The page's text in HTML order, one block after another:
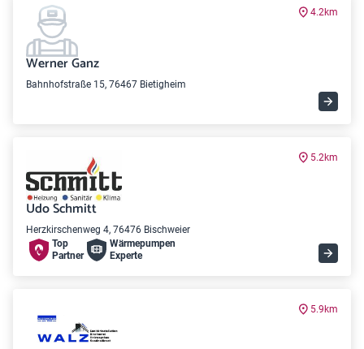
4.2km
Werner Ganz
Bahnhofstraße 15, 76467 Bietigheim
5.2km
Udo Schmitt
Herzkirschenweg 4, 76476 Bischweier
Top
Partner
Wärme­pumpen
Experte
5.9km